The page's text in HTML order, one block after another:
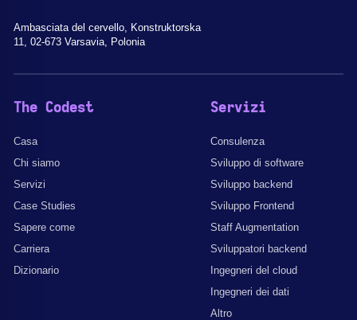
Ambasciata del cervello, Konstruktorska
11, 02-673 Varsavia, Polonia
The Codest
Casa
Chi siamo
Servizi
Case Studies
Sapere come
Carriera
Dizionario
Servizi
Consulenza
Sviluppo di software
Sviluppo backend
Sviluppo Frontend
Staff Augmentation
Sviluppatori backend
Ingegneri del cloud
Ingegneri dei dati
Altro